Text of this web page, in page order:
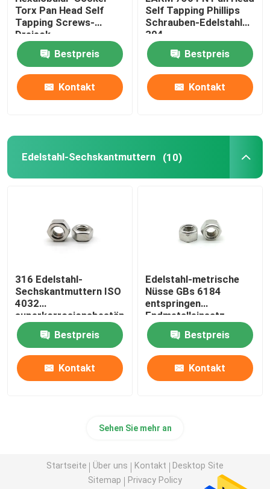
Torx Pan Head Self
Tapping Screws-
Dreieck-
Gewindeschneiden-
SchraubenBestpreis
Kontakt
Self Tapping Phillips
Schrauben-Edelstahl
304
Bestpreis
Kontakt
Edelstahl-Sechskantmuttern (10)
316 Edelstahl-
Sechskantmuttern ISO
4032
superkorrosionsbeständige
A4 80
Bestpreis
Kontakt
Edelstahl-metrische
Nüsse GBs 6184
entspringen
Endmetalleinsatz-
Kontermuttern
Bestpreis
Kontakt
Sehen Sie mehr an
Startseite Über uns Kontakt
Desktop Site
Sitemap
Privacy Policy